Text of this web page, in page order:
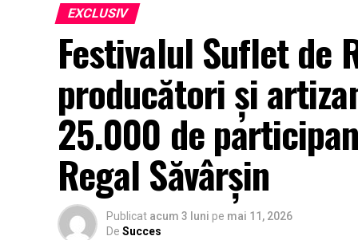
EXCLUSIV
Festivalul Suflet de
producători și
25.000 de
Regal Săvârșin
Publicat acum 3 luni pe mai 11, 2026
De Succes